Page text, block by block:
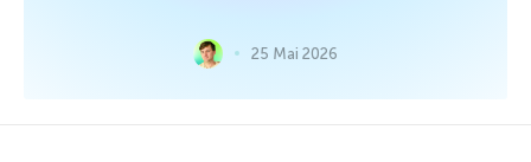
25 Mai 2026